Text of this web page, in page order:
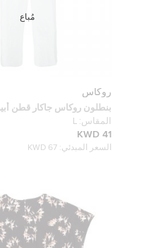
روكاس
بنطلون روكاس جاكار قطن
واسعة L
المقاس: L
41 KWD
السعر المبدئي: 67 KWD
مُباع